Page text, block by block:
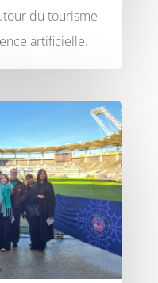
du tourisme
artificielle.